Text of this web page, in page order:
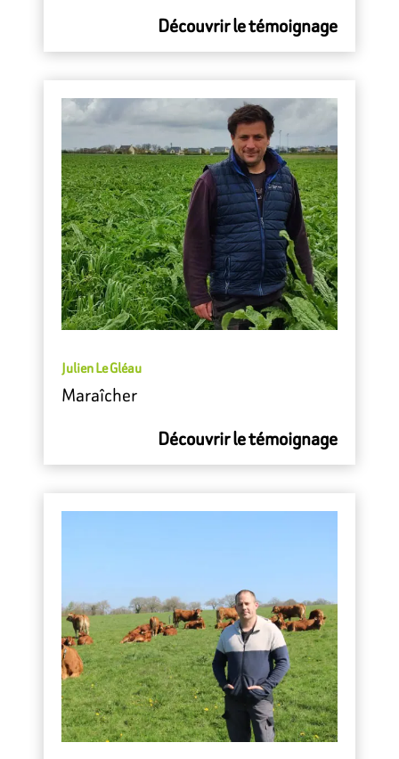
Découvrir le témoignage
Julien Le Gléau
Maraîcher
Découvrir le témoignage